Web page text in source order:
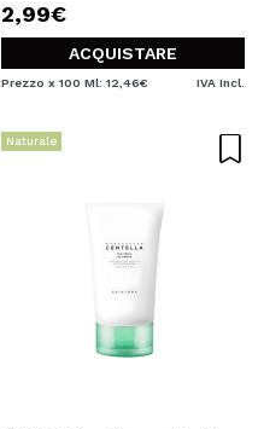
2,99€
ACQUISTARE
Prezzo x 100 Ml: 12,46€ IVA Incl.
Naturale